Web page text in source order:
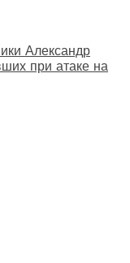
Александр
при атаке на